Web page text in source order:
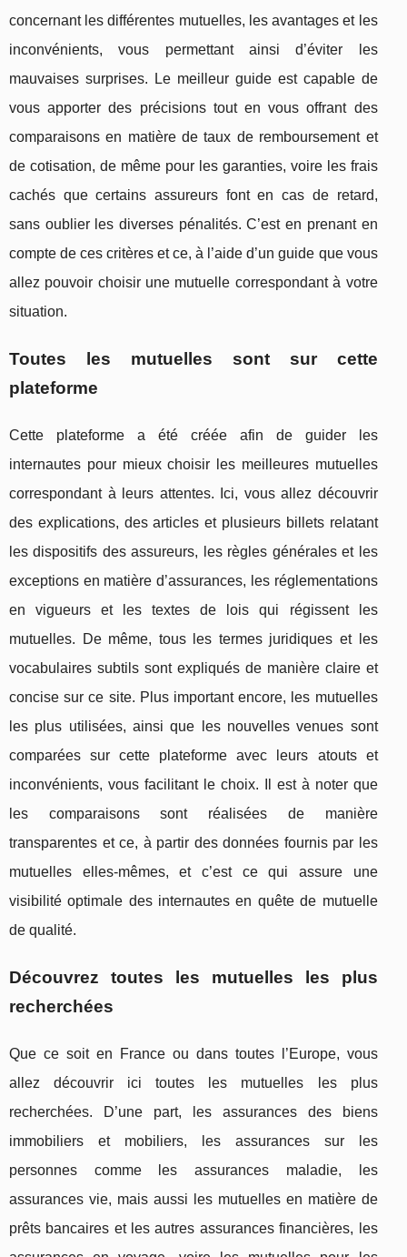
concernant les différentes mutuelles, les avantages et les
inconvénients, vous permettant ainsi d’éviter les
mauvaises surprises. Le meilleur guide est capable de
vous apporter des précisions tout en vous offrant des
comparaisons en matière de taux de remboursement et
de cotisation, de même pour les garanties, voire les frais
cachés que certains assureurs font en cas de retard,
sans oublier les diverses pénalités. C’est en prenant en
compte de ces critères et ce, à l’aide d’un guide que vous
allez pouvoir choisir une mutuelle correspondant à votre
situation.
Toutes les mutuelles sont sur cette
plateforme
Cette plateforme a été créée afin de guider les
internautes pour mieux choisir les meilleures mutuelles
correspondant à leurs attentes. Ici, vous allez découvrir
des explications, des articles et plusieurs billets relatant
les dispositifs des assureurs, les règles générales et les
exceptions en matière d’assurances, les réglementations
en vigueurs et les textes de lois qui régissent les
mutuelles. De même, tous les termes juridiques et les
vocabulaires subtils sont expliqués de manière claire et
concise sur ce site. Plus important encore, les mutuelles
les plus utilisées, ainsi que les nouvelles venues sont
comparées sur cette plateforme avec leurs atouts et
inconvénients, vous facilitant le choix. Il est à noter que
les comparaisons sont réalisées de manière
transparentes et ce, à partir des données fournis par les
mutuelles elles-mêmes, et c’est ce qui assure une
visibilité optimale des internautes en quête de mutuelle
de qualité.
Découvrez toutes les mutuelles les plus
recherchées
Que ce soit en France ou dans toutes l’Europe, vous
allez découvrir ici toutes les mutuelles les plus
recherchées. D’une part, les assurances des biens
immobiliers et mobiliers, les assurances sur les
personnes comme les assurances maladie, les
assurances vie, mais aussi les mutuelles en matière de
prêts bancaires et les autres assurances financières, les